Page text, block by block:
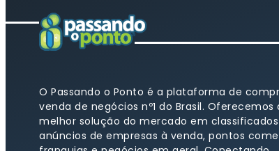
O Passando o Ponto é a plataforma de
venda de negócios nº1 do Brasil. Oferecemos
melhor solução do mercado em
anúncios de empresas à venda, pontos